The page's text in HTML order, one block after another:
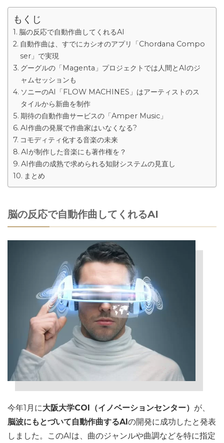
もくじ
脳の反応で自動作曲してくれるAI
自動作曲は、すでにカシオのアプリ「Chordana Compo
ser」で実現
グーグルの「Magenta」プロジェクトでは人間とAIのジ
ャムセッションも
ソニーのAI「FLOW MACHINES」はアーティストのス
タイルから新曲を制作
期待の自動作曲サービスの「Amper Music」
AI作曲の発展で作曲家はいなくなる?
コモディティ化する音楽の未来
AIが制作した音楽にも著作権を？
AI作曲の成熟で求められる知財システムの見直し
まとめ
脳の反応で自動作曲してくれるAI
今年1月に大阪大学COI（イノベーションセンター） が、
脳波にもとづいて自動作曲するAIの開発に成功したと発表
しました。このAIは、曲のジャンルや曲調などを特に指定